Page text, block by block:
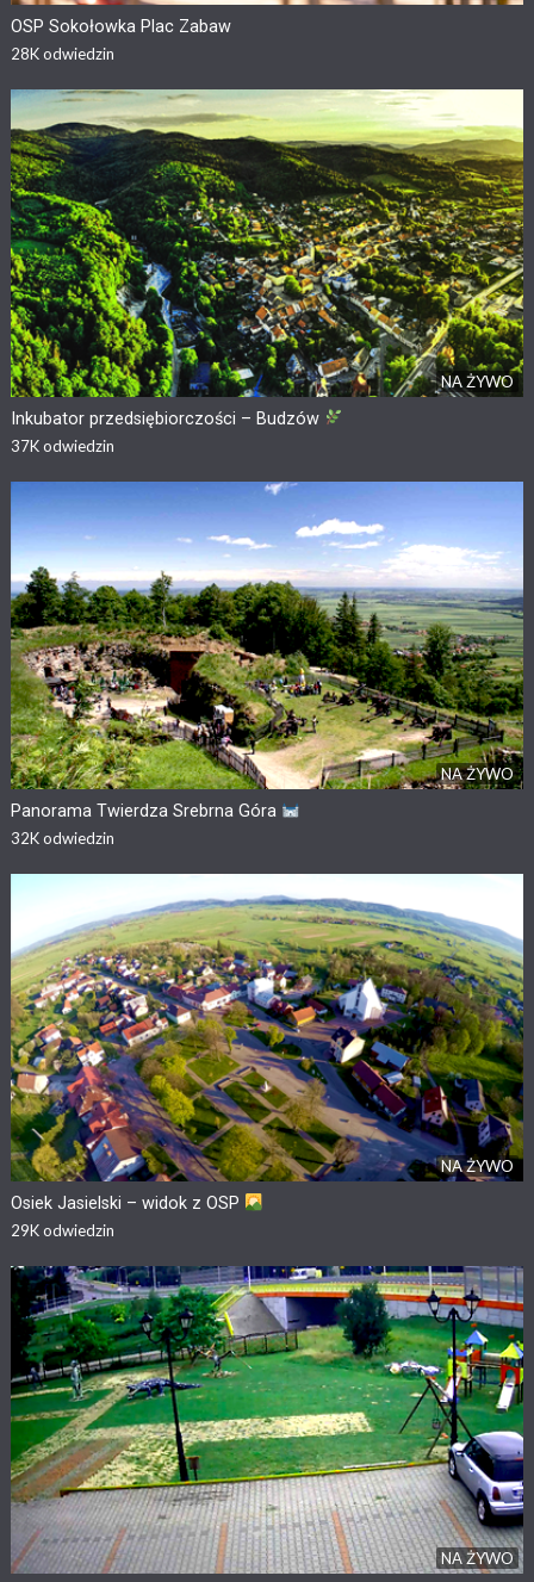
OSP Sokołowka Plac Zabaw
28Kodwiedzin
NA ŻYWO
Inkubator przedsiębiorczości – Budzów
37Kodwiedzin
NA ŻYWO
Panorama Twierdza Srebrna Góra
32Kodwiedzin
NA ŻYWO
Osiek Jasielski – widok z OSP
29Kodwiedzin
NA ŻYWO